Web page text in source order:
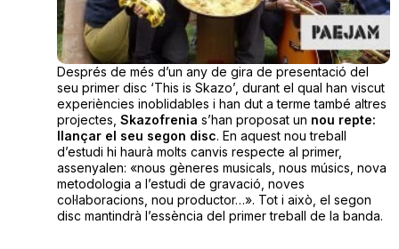
Després de més d’un any de gira de presentació del
seu primer disc ‘This is Skazo’, durant el qual han viscut
experiències inoblidables i han dut a terme també altres
projectes, Skazofrenia s’han proposat un nou repte:
llançar el seu segon disc. En aquest nou treball
d’estudi hi haurà molts canvis respecte al primer,
assenyalen: «nous gèneres musicals, nous músics, nova
metodologia a l’estudi de gravació, noves
col·laboracions, nou productor…». Tot i això, el segon
disc mantindrà l’essència del primer treball de la banda.